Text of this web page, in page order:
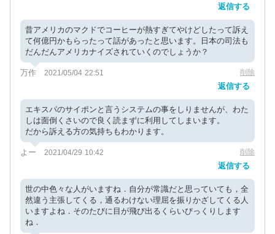
返信する
昔アメリカのマクドでコーヒーが熱すぎてやけどしたって訴え
て何億円かもらったって話があったと思います。日本の司法も
だんだんアメリカナイズされていくのでしょうか？
万作 2021/05/04 22:51 削除
返信する
エキスパのサイポンと言うシステムの事をしりませんが、わた
しは面倒くさいので良く読まずに利用してしまいます。
だから訴える方の気持ちもわかります。
よー 2021/04/29 10:42 削除
返信する
世の中色々な人がいますね．自分が常識だと思っていても，全
然違う主張してくる，通るわけない理屈を振りかざしてくる人
いますよね．そのたびに目が飛び出るくらいびっくりします
ね．